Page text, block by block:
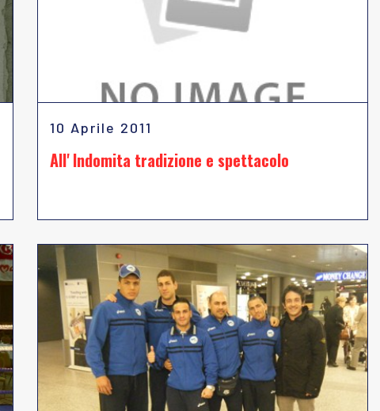
10 Aprile 2011
All' Indomita tradizione e spettacolo